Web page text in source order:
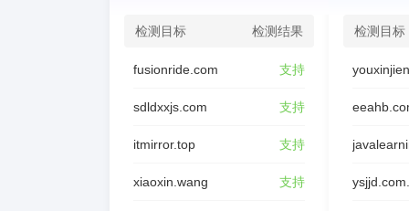
检测目标 检测结果
fusionride.com 支持
sdldxxjs.com 支持
itmirror.top 支持
xiaoxin.wang 支持
检测目标